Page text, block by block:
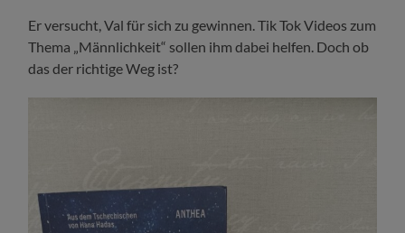
Er versucht, Val für sich zu gewinnen. Tik Tok Videos zum
Thema „Männlichkeit“ sollen ihm dabei helfen. Doch ob
das der richtige Weg ist?